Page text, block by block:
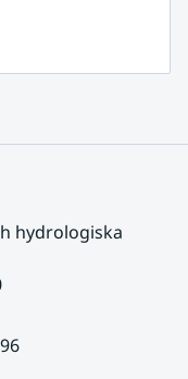
hydrologiska